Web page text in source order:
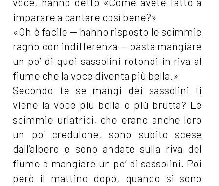
imparare a cantare così bene?»
«Oh è facile — hanno risposto le scimmie
ragno con indifferenza — basta mangiare
un po’ di quei sassolini rotondi in riva al
fiume che la voce diventa più bella.»
Secondo te se mangi dei sassolini ti
viene la voce più bella o più brutta? Le
scimmie urlatrici, che erano anche loro
un po’ credulone, sono subito scese
dall’albero e sono andate sulla riva del
fiume a mangiare un po’ di sassolini. Poi
però il mattino dopo, quando si sono